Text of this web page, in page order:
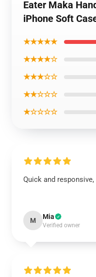
Eater Maka
iPhone Soft
★★★★★
★★★★☆
★★★☆☆
★★☆☆☆
★☆☆☆☆
Quick and responsive,
M Mia
Verified owner